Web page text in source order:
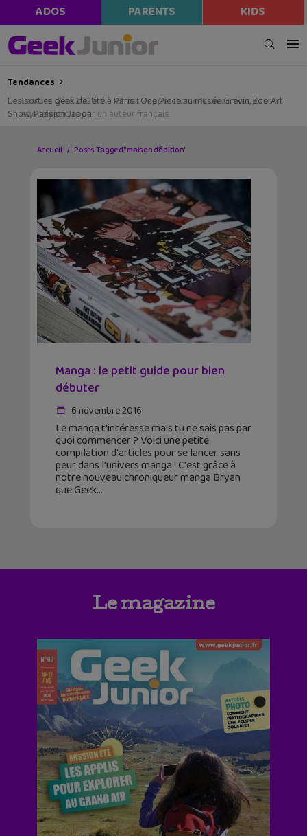
ADOS PARENTS KIDS
Tendances
Les sorties geek de l’été à Paris : One Piece au musée Grévin, Zoo Art
Show, Passion Japon…
Accueil Posts Tagged "maison d’édition"
Manga : le petit guide pour bien
débuter
6 novembre 2016
Le manga t'intéresse mais tu ne sais pas par
quoi commencer ? Voici une petite
compilation d'articles pour se lancer sans
peur dans l'univers manga ! C'est grâce à
notre nouveau chroniqueur manga Bryan
que Geek
Le magazine